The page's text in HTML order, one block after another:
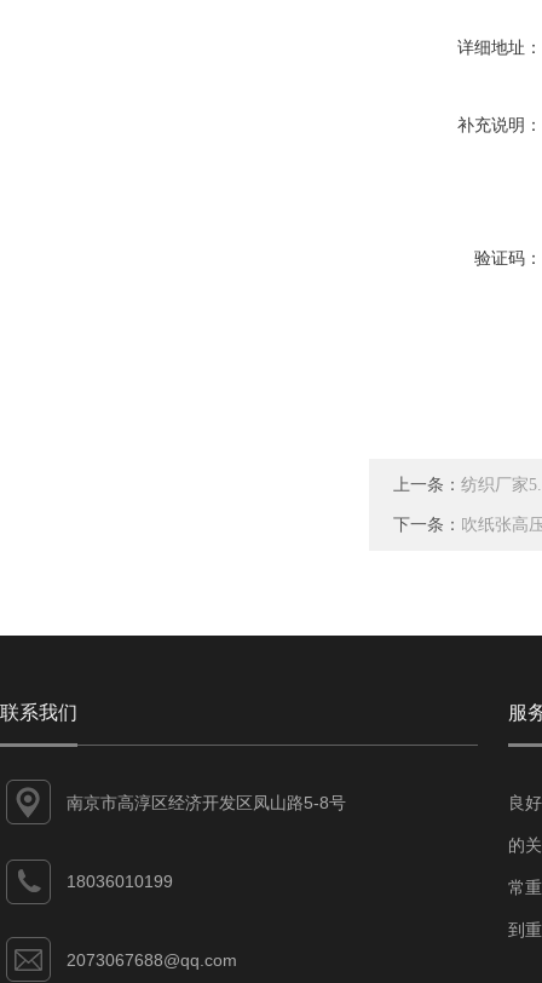
详细地址：
补充说明：
验证码：
上一条： 纺织厂家
下一条： 吹纸张高
联系我们
南京市高淳区经济开发区凤山路5-8号
18036010199
2073067688@qq.com
服
良
的
常
到